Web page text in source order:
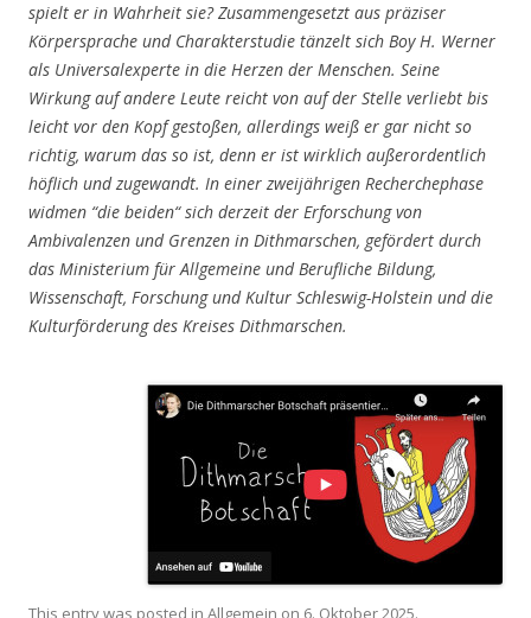
spielt er in Wahrheit sie? Zusammengesetzt aus präziser
Körpersprache und Charakterstudie tänzelt sich Boy H. Werner
als Universalexperte in die Herzen der Menschen. Seine
Wirkung auf andere Leute reicht von auf der Stelle verliebt bis
leicht vor den Kopf gestoßen, allerdings weiß er gar nicht so
richtig, warum das so ist, denn er ist wirklich außerordentlich
höflich und zugewandt. In einer zweijährigen Recherchephase
widmen “die beiden“ sich derzeit der Erforschung von
Ambivalenzen und Grenzen in Dithmarschen, gefördert durch
das Ministerium für Allgemeine und Berufliche Bildung,
Wissenschaft, Forschung und Kultur Schleswig-Holstein und die
Kulturförderung des Kreises Dithmarschen.
This entry was posted in Allgemein on 6. Oktober 2025.